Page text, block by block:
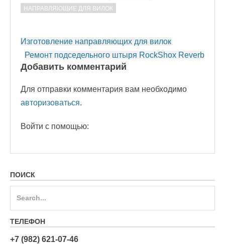
НАПРАВЛЯЮЩИЕ ДЛЯ ВИЛОК
Post
navigation
Изготовление направляющих для вилок
Ремонт подседельного штыря RockShox Reverb
Добавить комментарий
Для отправки комментария вам необходимо
авторизоваться.
Войти с помощью:
ПОИСК
ТЕЛЕФОН
+7 (982) 621-07-46